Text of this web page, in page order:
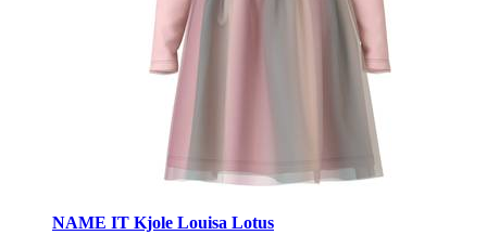
NAME IT Kjole Louisa Lotus